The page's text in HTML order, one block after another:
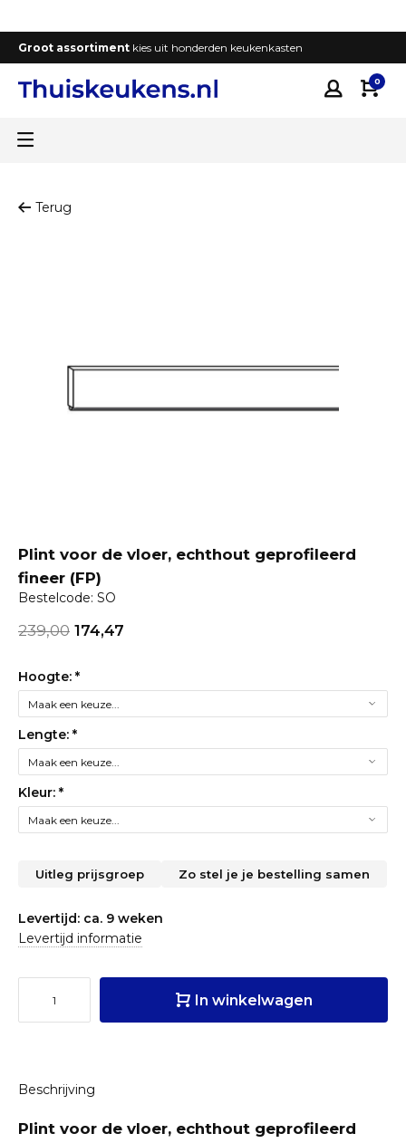
Groot assortiment kies uit honderden keukenkasten
0
Terug
Plint voor de vloer, echthout geprofileerd
fineer (FP)
Bestelcode: SO
239,00 174,47
Hoogte: *
Lengte: *
Kleur: *
Uitleg prijsgroep Zo stel je je bestelling samen
Levertijd: ca. 9 weken
Levertijd informatie
In winkelwagen
Beschrijving
Plint voor de vloer, echthout geprofileerd